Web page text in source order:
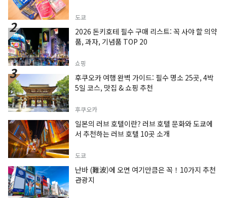
도쿄
2026 돈키호테 필수 구매 리스트: 꼭 사야 할 의약
품, 과자, 기념품 TOP 20
쇼핑
후쿠오카 여행 완벽 가이드: 필수 명소 25곳, 4박
5일 코스, 맛집 & 쇼핑 추천
후쿠오카
일본의 러브 호텔이란? 러브 호텔 문화와 도쿄에
서 추천하는 러브 호텔 10곳 소개
도쿄
난바 (難波)에 오면 여기만큼은 꼭！10가지 추천
관광지